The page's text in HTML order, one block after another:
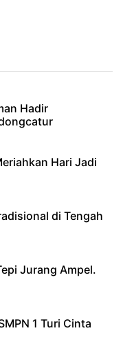
Hadir
Hari Jadi
di Tengah
Jurang Ampel.
1 Turi Cinta